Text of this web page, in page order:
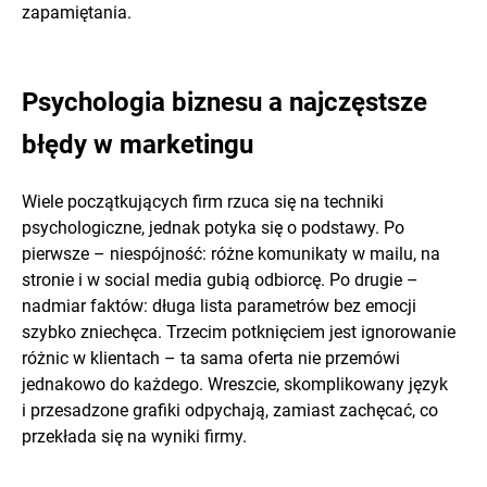
zapamiętania.
Psychologia biznesu a najczęstsze
błędy w marketingu
Wiele początkujących firm rzuca się na techniki
psychologiczne, jednak potyka się o podstawy. Po
pierwsze – niespójność: różne komunikaty w mailu, na
stronie i w social media gubią odbiorcę. Po drugie –
nadmiar faktów: długa lista parametrów bez emocji
szybko zniechęca. Trzecim potknięciem jest ignorowanie
różnic w klientach – ta sama oferta nie przemówi
jednakowo do każdego. Wreszcie, skomplikowany język
i przesadzone grafiki odpychają, zamiast zachęcać, co
przekłada się na wyniki firmy.